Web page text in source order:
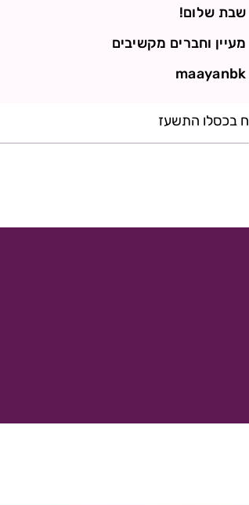
שבת שלום!
מעיין וחברים מקשיבים
maayanbk
ח בכסלו התשעז